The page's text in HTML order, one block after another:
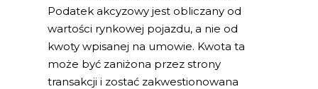
Podatek akcyzowy jest obliczany od
wartości rynkowej pojazdu, a nie od
kwoty wpisanej na umowie. Kwota ta
może być zaniżona przez strony
transakcji i zostać zakwestionowana